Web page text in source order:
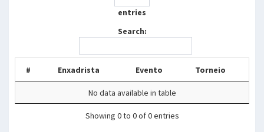
entries
Search:
# Enxadrista Evento Torneio
No data available in table
Showing 0 to 0 of 0 entries